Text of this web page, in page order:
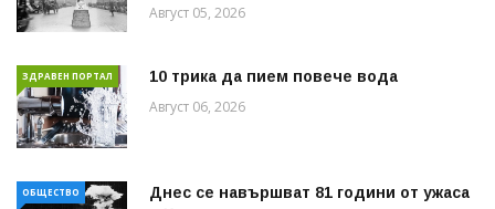
Август 05, 2026
ЗДРАВЕН ПОРТАЛ 10 трика да пием повече вода
Август 06, 2026
ОБЩЕСТВО
Днес се навършват 81 години от ужаса